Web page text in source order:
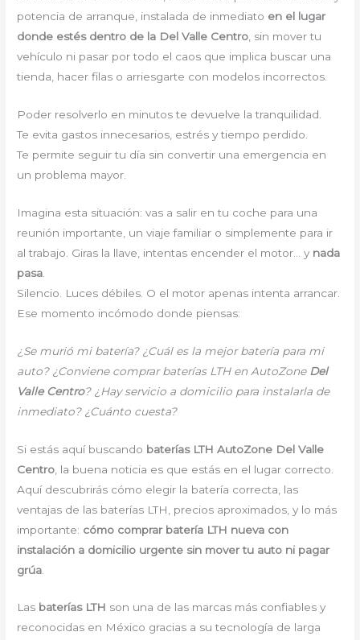
potencia de arranque, instalada de inmediato en el lugar
donde estés dentro de la Del Valle Centro , sin mover tu
vehículo ni pasar por todo el caos que implica buscar una
tienda, hacer filas o arriesgarte con modelos incorrectos.
Poder resolverlo en minutos te devuelve la tranquilidad.
Te evita gastos innecesarios, estrés y tiempo perdido.
Te permite seguir tu día sin convertir una emergencia en
un problema mayor.
Imagina esta situación: vas a salir en tu coche para una
reunión importante, un viaje familiar o simplemente para ir
al trabajo. Giras la llave, intentas encender el motor… y nada
pasa
Silencio. Luces débiles. O el motor apenas intenta arrancar.
Ese momento incómodo donde piensas:
¿Se murió mi batería? ¿Cuál es la mejor batería para mi
auto? ¿Conviene comprar baterías LTH en AutoZone Del
Valle Centro? ¿Hay servicio a domicilio para instalarla de
inmediato? ¿Cuánto cuesta?
Si estás aquí buscando baterías LTH AutoZone Del Valle
Centro , la buena noticia es que estás en el lugar correcto.
Aquí descubrirás cómo elegir la batería correcta, las
ventajas de las baterías LTH, precios aproximados, y lo más
importante: cómo comprar batería LTH nueva con
instalación a domicilio urgente sin mover tu auto ni pagar
grúa
Las baterías LTH son una de las marcas más confiables y
reconocidas en México gracias a su tecnología de larga